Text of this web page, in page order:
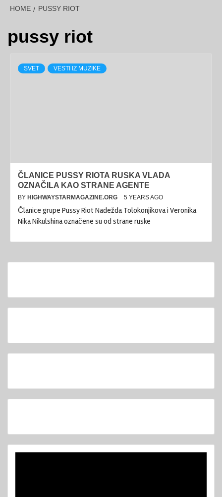
HOME PUSSY RIOT
pussy riot
SVET VESTI IZ MUZIKE
ČLANICE PUSSY RIOTA RUSKA VLADA
OZNAČILA KAO STRANE AGENTE
BY HIGHWAYSTARMAGAZINE.ORG 5 YEARS AGO
Članice grupe Pussy Riot Nadežda Tolokonjikova i Veronika
Nika Nikulshina označene su od strane ruske